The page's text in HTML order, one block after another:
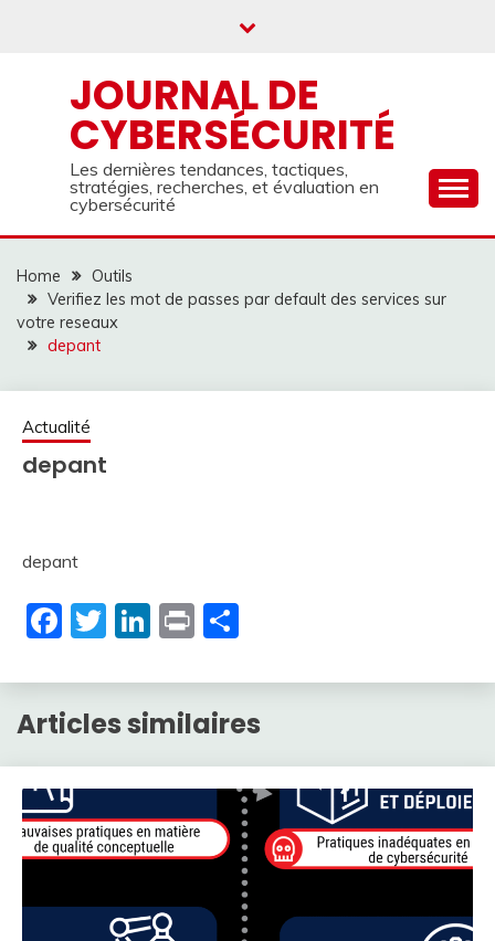
JOURNAL DE
CYBERSÉCURITÉ
Les dernières tendances, tactiques,
stratégies, recherches, et évaluation en
cybersécurité
Home
Outils
Verifiez les mot de passes par default des services sur
votre reseaux
depant
Actualité
depant
depant
Facebook
Twitter
LinkedIn
Print
Articles similaires